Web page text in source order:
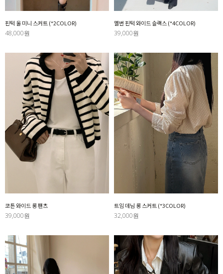
핀턱 울 미니 스커트 (*2COLOR)
48,000원
멜번 핀턱 와이드 슬랙스 (*4COLOR)
39,000원
코튼 와이드 롱 팬츠
39,000원
트임 데님 롱 스커트 (*3COLOR)
32,000원